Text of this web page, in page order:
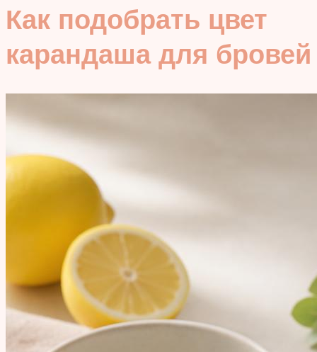
Как подобрать цвет
карандаша для бровей